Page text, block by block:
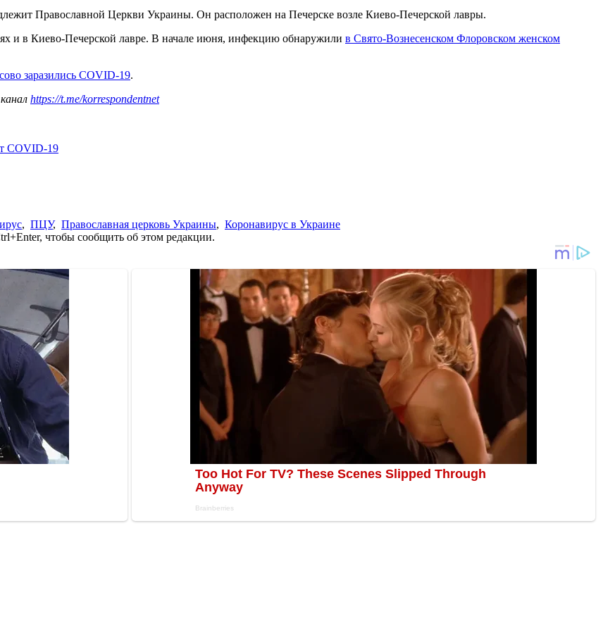
Православной Церкви Украины. Он расположен на Печерске возле Киево-Печерской лавры.
и в Киево-Печерской лавре. В начале июня, инфекцию обнаружили в Свято-Вознесенском Флоровском женском
заразились COVID-19.
https://t.me/korrespondentnet
COVID-19
, ПЦУ, Православная церковь Украины, Коронавирус в Украине
чтобы сообщить об этом редакции.